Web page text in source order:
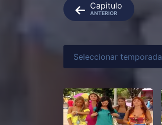
Capitulo
ANTERIOR
Seleccionar temporada